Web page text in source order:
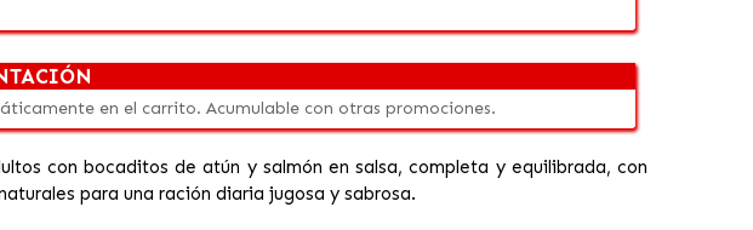
en el carrito. Acumulable con otras promociones.
con bocaditos de atún y salmón en salsa, completa y equilibrada, con
para una ración diaria jugosa y sabrosa.